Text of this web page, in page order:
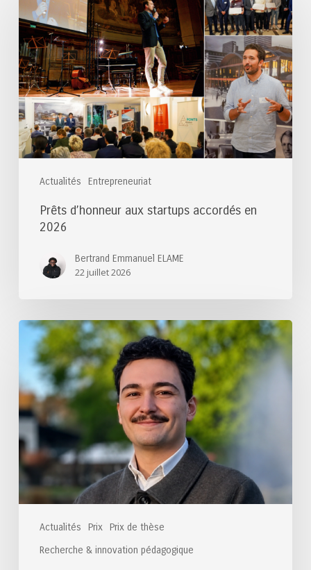
Actualités Entrepreneuriat
aux
startups
accordés
en
2026
Prêts d’honneur aux startups accordés en
2026
Bertrand Emmanuel ELAME
22 juillet 2026
Actualités Prix Prix de thèse
Recherche & innovation pédagogique
Félicitations
lauréat
du
Prix
de
thèse
des
Ponts
2026